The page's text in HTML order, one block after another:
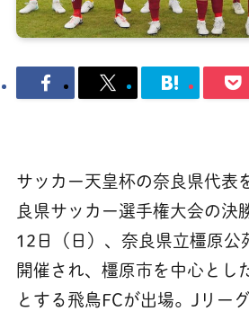
サッカー天皇杯の奈良県代表
良県サッカー選手権大会の決
12日（日）、奈良県立橿原公
開催され、橿原市を中心とし
とする飛鳥FCが出場。Jリー